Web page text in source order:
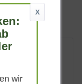
€ *
X
wir